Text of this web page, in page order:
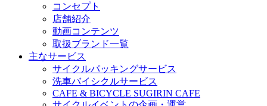
コンセプト
店舗紹介
動画コンテンツ
取扱ブランド一覧
主なサービス
サイクルパッキングサービス
洗車バイシクルサービス
CAFE & BICYCLE SUGIRIN CAFE